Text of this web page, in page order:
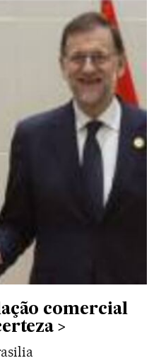
comercial